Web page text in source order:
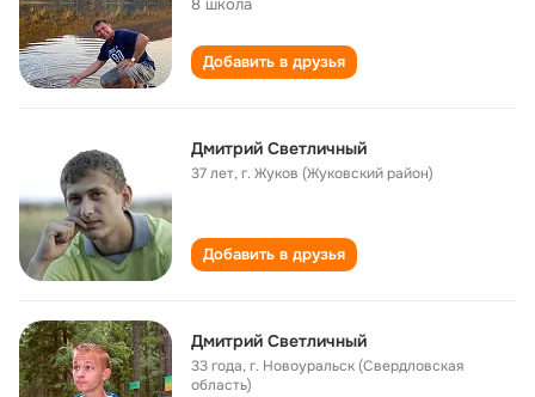
8 школа
Добавить в друзья
Дмитрий Светличный
37 лет,г. Жуков (Жуковский район)
Добавить в друзья
Дмитрий Светличный
33 года,г. Новоуральск (Свердловская
область)